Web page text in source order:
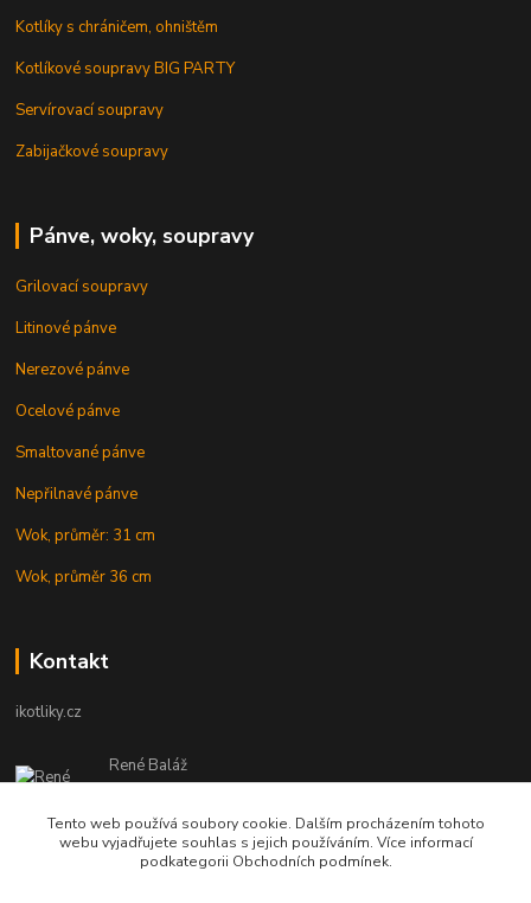
Kotlíky s chráničem, ohništěm
Kotlíkové soupravy BIG PARTY
Servírovací soupravy
Zabijačkové soupravy
Pánve, woky, soupravy
Grilovací soupravy
Litinové pánve
Nerezové pánve
Ocelové pánve
Smaltované pánve
Nepřilnavé pánve
Wok, průměr: 31 cm
Wok, průměr 36 cm
Kontakt
ikotliky.cz
René Baláž
Eshop: +421 902 212 007
od 8:00 - do 16:00 hod
info@ikotliky.cz
Tento web používá soubory cookie. Dalším procházením tohoto
webu vyjadřujete souhlas s jejich používáním. Více informací
podkategorii Obchodních podmínek.